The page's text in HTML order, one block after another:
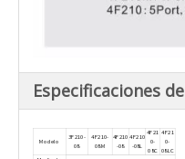
Especificaciones
Modelo
3F210-
08
4F210-
08M
4F210
-08
4F210
-08L
4F21
0-
08C
4F21
0-
08LC